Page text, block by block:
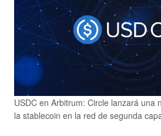
USDC en Arbitrum: Circle lanzará una
la stablecoin en la red de segunda